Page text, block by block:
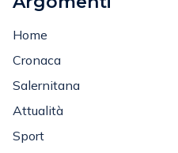
Cronaca
Salernitana
Attualità
Sport
Spettacolo e Cultura